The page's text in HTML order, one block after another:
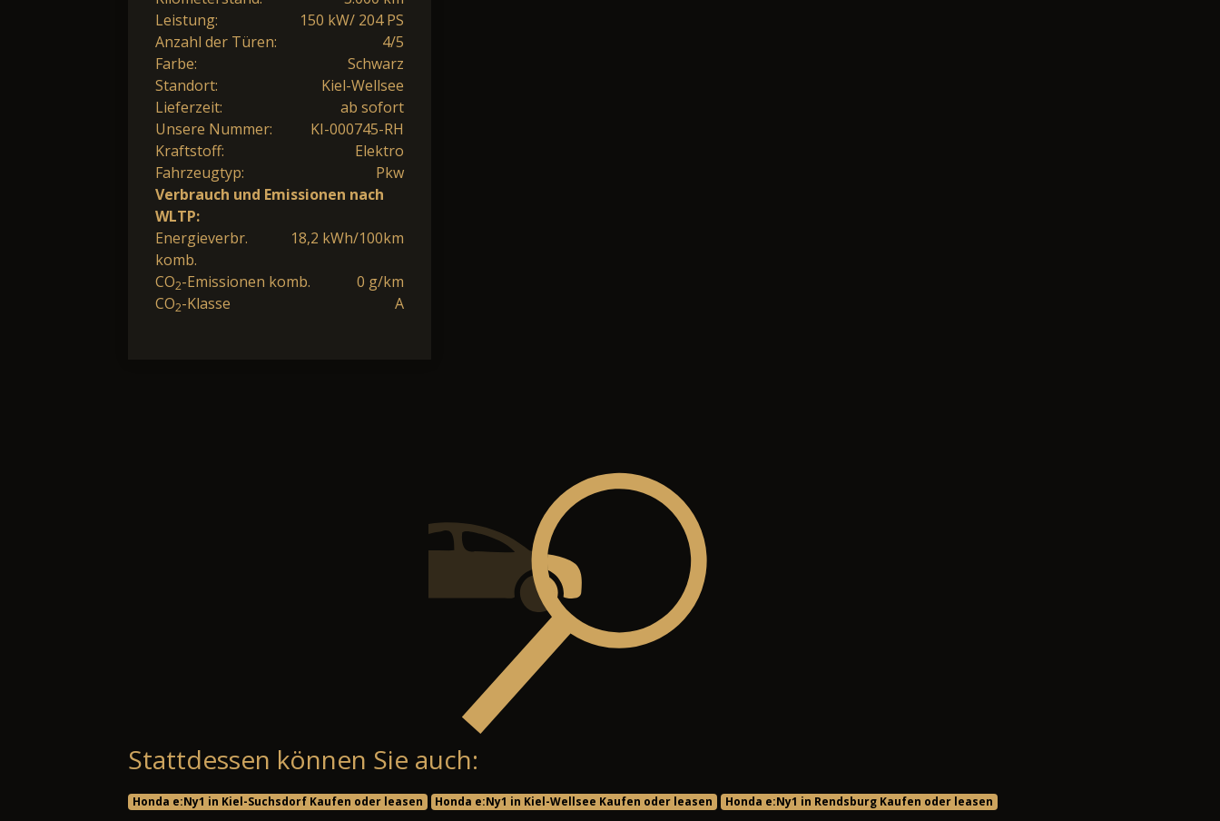
Leistung:
150 kW/ 204 PS
Anzahl der Türen:
4/5
Farbe:
Schwarz
Standort:
Kiel-Wellsee
Lieferzeit:
ab sofort
Unsere Nummer:
KI-000745-RH
Kraftstoff:
Elektro
Fahrzeugtyp:
Pkw
Verbrauch und Emissionen nach
WLTP:
Energieverbr.
komb.
18,2 kWh/100km
CO2-Emissionen komb.
0 g/km
CO2-Klasse A
Stattdessen können Sie auch:
Honda e:Ny1 in Kiel-Suchsdorf Kaufen oder leasen Honda e:Ny1 in Kiel-Wellsee Kaufen oder leasen Honda e:Ny1 in Rendsburg Kaufen oder leasen